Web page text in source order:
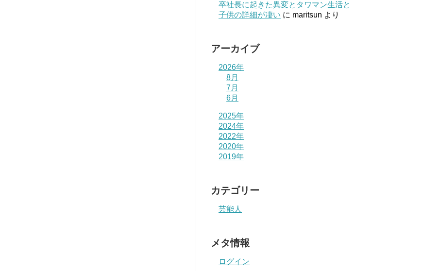
卒社長に起きた異変とタワマン生活と
子供の詳細が凄い に maritsun より
アーカイブ
2026年
8月
7月
6月
2025年
2024年
2022年
2020年
2019年
カテゴリー
芸能人
メタ情報
ログイン